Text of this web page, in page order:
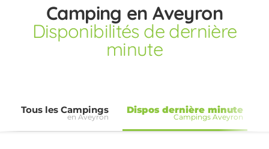
Camping en Aveyron
Disponibilités de dernière
minute
Tous les Campings
en Aveyron
Dispos dernière minute
Campings Aveyron